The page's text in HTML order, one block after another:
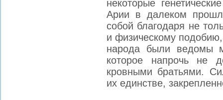
некоторые
Арии в далеком
собой благодаря не
и физическому подобию,
народа были ведомы
которое напрочь не
кровными братьями.
их единстве,